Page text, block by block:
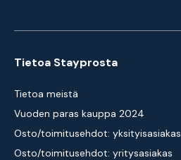
Tietoa Stayprosta
Tietoa meistä
Vuoden paras kauppa 2024
Osto/toimitusehdot: yksityisasiakas
Osto/toimitusehdot: yritysasiakas